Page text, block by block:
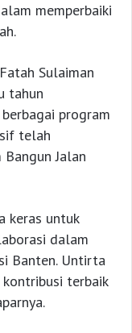
memperbaiki
Sulaiman
tahun
program
telah
Jalan
keras untuk
dalam
Banten. Untirta
terbaik